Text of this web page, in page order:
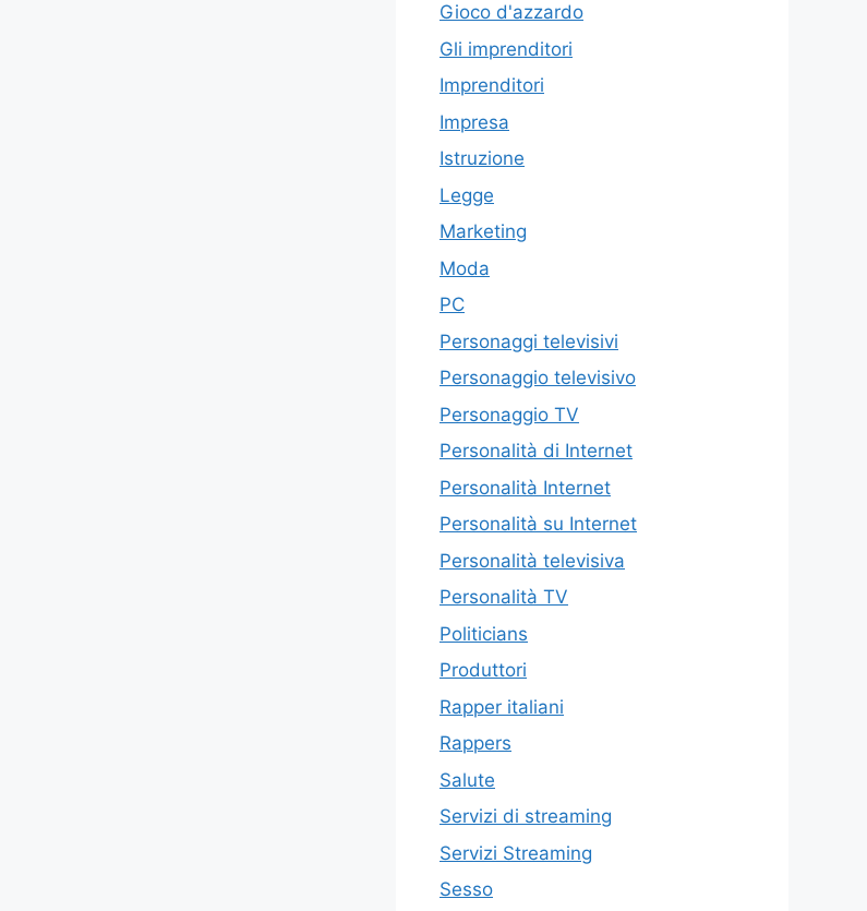
Gioco d'azzardo
Gli imprenditori
Imprenditori
Impresa
Istruzione
Legge
Marketing
Moda
PC
Personaggi televisivi
Personaggio televisivo
Personaggio TV
Personalità di Internet
Personalità Internet
Personalità su Internet
Personalità televisiva
Personalità TV
Politicians
Produttori
Rapper italiani
Rappers
Salute
Servizi di streaming
Servizi Streaming
Sesso